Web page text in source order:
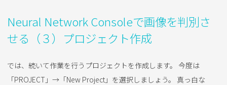
Neural Network Consoleで画像を判別さ
せる（３）プロジェクト作成
では、続いて作業を行うプロジェクトを作成します。 今度は
「PROJECT」→「New Project」を選択しましょう。 真っ白な